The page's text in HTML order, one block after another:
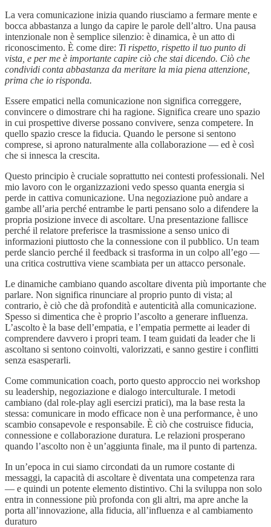
La vera comunicazione inizia quando riusciamo a fermare mente e
bocca abbastanza a lungo da capire le parole dell’altro. Una pausa
intenzionale non è semplice silenzio: è dinamica, è un atto di
riconoscimento. È come dire: Ti rispetto, rispetto il tuo punto di
vista, e per me è importante capire ciò che stai dicendo. Ciò che
condividi conta abbastanza da meritare la mia piena attenzione,
prima che io risponda.
Essere empatici nella comunicazione non significa correggere,
convincere o dimostrare chi ha ragione. Significa creare uno spazio
in cui prospettive diverse possano convivere, senza competere. In
quello spazio cresce la fiducia. Quando le persone si sentono
comprese, si aprono naturalmente alla collaborazione — ed è così
che si innesca la crescita.
Questo principio è cruciale soprattutto nei contesti professionali. Nel
mio lavoro con le organizzazioni vedo spesso quanta energia si
perde in cattiva comunicazione. Una negoziazione può andare a
gambe all’aria perché entrambe le parti pensano solo a difendere la
propria posizione invece di ascoltare. Una presentazione fallisce
perché il relatore preferisce la trasmissione a senso unico di
informazioni piuttosto che la connessione con il pubblico. Un team
perde slancio perché il feedback si trasforma in un colpo all’ego —
una critica costruttiva viene scambiata per un attacco personale.
Le dinamiche cambiano quando ascoltare diventa più importante che
parlare. Non significa rinunciare al proprio punto di vista; al
contrario, è ciò che dà profondità e autenticità alla comunicazione.
Spesso si dimentica che è proprio l’ascolto a generare influenza.
L’ascolto è la base dell’empatia, e l’empatia permette ai leader di
comprendere davvero i propri team. I team guidati da leader che li
ascoltano si sentono coinvolti, valorizzati, e sanno gestire i conflitti
senza esasperarli.
Come communication coach, porto questo approccio nei workshop
su leadership, negoziazione e dialogo interculturale. I metodi
cambiano (dal role-play agli esercizi pratici), ma la base resta la
stessa: comunicare in modo efficace non è una performance, è uno
scambio consapevole e responsabile. È ciò che costruisce fiducia,
connessione e collaborazione duratura. Le relazioni prosperano
quando l’ascolto non è un’aggiunta finale, ma il punto di partenza.
In un’epoca in cui siamo circondati da un rumore costante di
messaggi, la capacità di ascoltare è diventata una competenza rara
— e quindi un potente elemento distintivo. Chi la sviluppa non solo
entra in connessione più profonda con gli altri, ma apre anche la
porta all’innovazione, alla fiducia, all’influenza e al cambiamento
duraturo